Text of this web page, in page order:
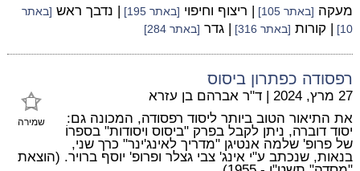
מעקה [באתר 105] | ריצוף וחיפוי [באתר 195] | נדבך ראש [באתר
10]
| קורות [באתר 316] | גדר [באתר 284]
רפסודה כפתרון ביסוס
שמירה
27 מרץ, 2024 | ד"ר אברהם בן עזרא
את התיאור הטוב ביותר ליסוד רפסודה, המכונה גם:
יסוד דוברה, ניתן לקבל בפרק "ביסוס ויסודות" בספרוֹ
של פרופ' שלמה אנטיגן "מדריך לאינג'ינר" כרך שני,
בנאות, שנכתב ע"י אינג' צבי גצלר ופרופ' יוסף ברויר. (הוצאת